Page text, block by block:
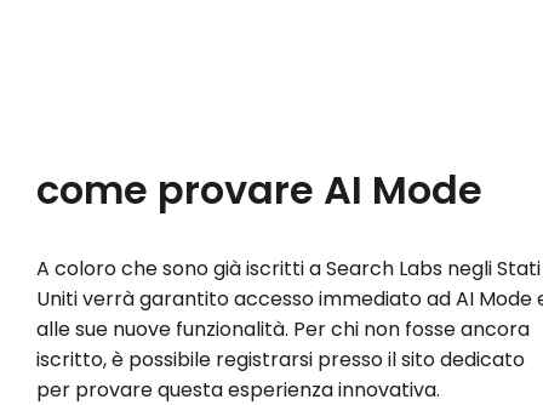
come provare AI Mode
A coloro che sono già iscritti a Search Labs negli Stati
Uniti verrà garantito accesso immediato ad AI Mode
alle sue nuove funzionalità. Per chi non fosse ancora
iscritto, è possibile registrarsi presso il sito dedicato
per provare questa esperienza innovativa.